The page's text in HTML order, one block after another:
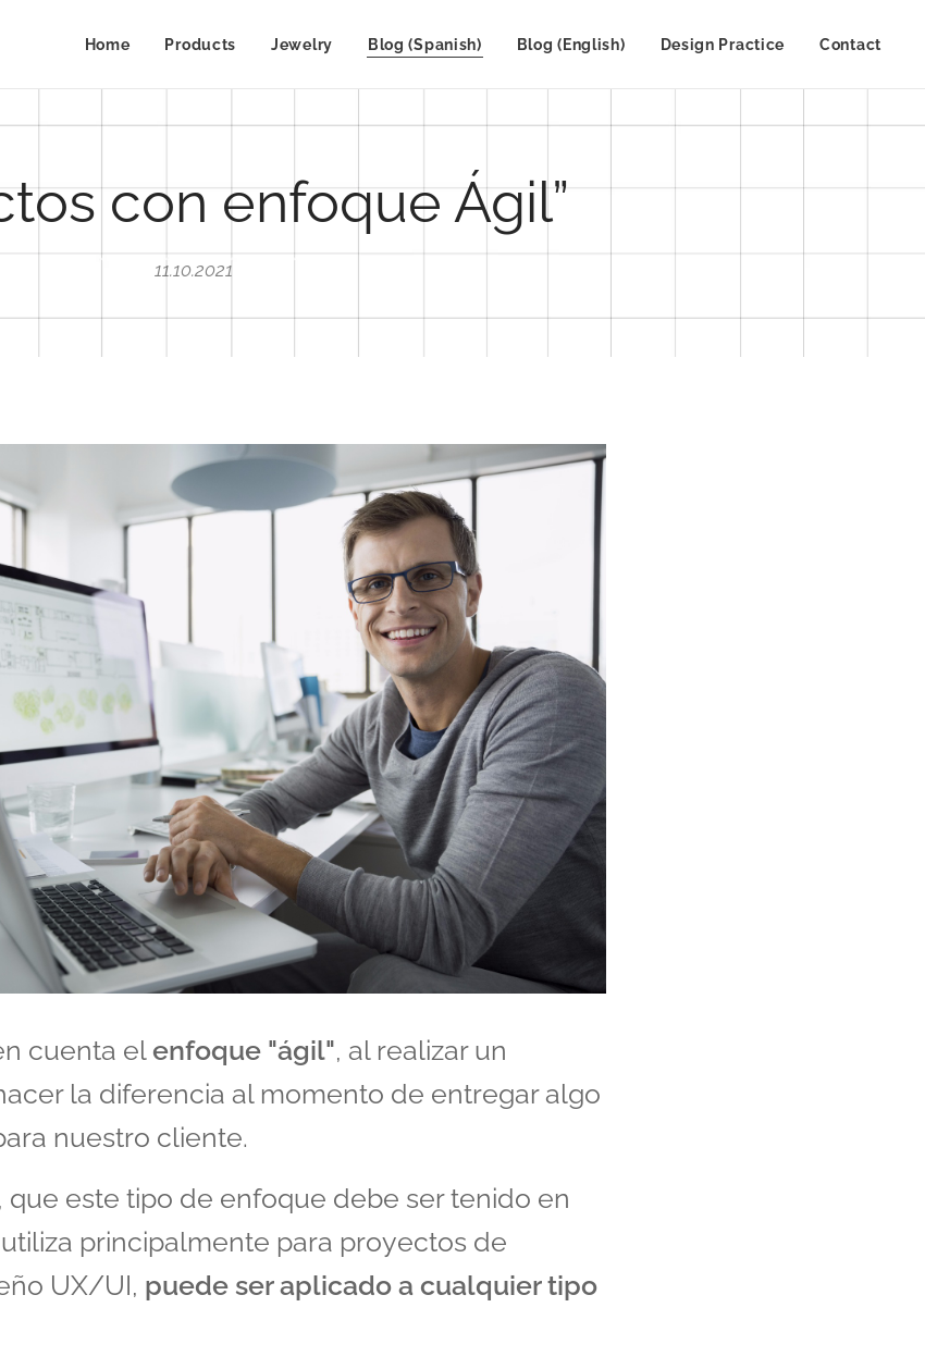
Home Products Jewelry Blog (Spanish) Blog (English) Design Practice Contact
con enfoque Ágil”
11.10.2021
cuenta elenfoque "ágil", al realizar un
la diferencia al momento de entregar algo
nuestro cliente.
que este tipo de enfoque debe ser tenido en
principalmente para proyectos de
UX/UI, puede ser aplicado a cualquier tipo